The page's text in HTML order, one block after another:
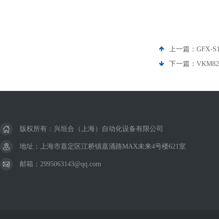
上一篇： GFX-
下一篇：
版权所有：兴垣合（上海）自动化设备有限公司
地址：上海市嘉定区江桥镇嘉涌路MAX未来4号楼621室
邮箱：2995063143@qq.com